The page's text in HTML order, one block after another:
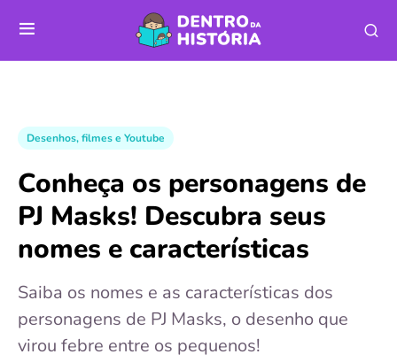
Desenhos, filmes e Youtube
Conheça os personagens de
PJ Masks! Descubra seus
nomes e características
Saiba os nomes e as características dos
personagens de PJ Masks, o desenho que
virou febre entre os pequenos!